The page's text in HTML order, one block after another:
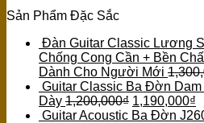
Sản Phẩm Đặc Sắc
Đàn Guitar Classic Lương
Chống Cong Cần + Bền
Dành Cho Người Mới
Guitar Classic Ba Đờn
Dày 1,200,000₫ 1,190,000₫
Guitar Acoustic Ba Đờn